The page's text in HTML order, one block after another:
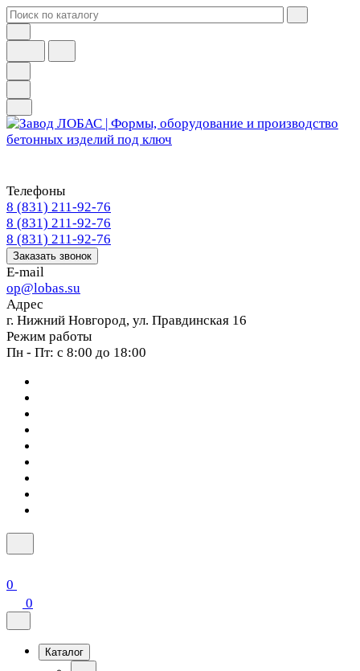
Телефоны
8 (831) 211-92-76
8 (831) 211-92-76
8 (831) 211-92-76
Заказать звонок
E-mail
op@lobas.su
Адрес
г. Нижний Новгород, ул. Правдинская 16
Режим работы
Пн - Пт: с 8:00 до 18:00
0
0
Каталог